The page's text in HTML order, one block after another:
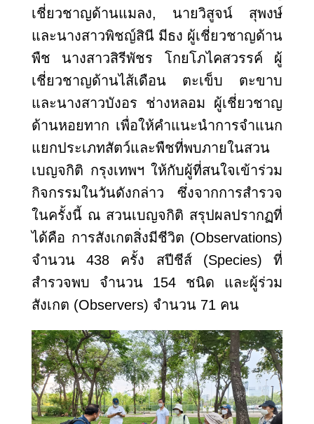
เชี่ยวชาญด้านแมลง, นายวิสูจน์ สุพงษ์
และนางสาวพิชญ์สินี มีธง ผู้เชี่ยวชาญด้าน
พืช นางสาวสิรีพัชร โกยโภไคสวรรค์ ผู้
เชี่ยวชาญด้านไส้เดือน ตะเข็บ ตะขาบ
และนางสาวบังอร ช่างหลอม ผู้เชี่ยวชาญ
ด้านหอยทาก เพื่อให้คำแนะนำการจำแนก
แยกประเภทสัตว์และพืชที่พบภายในสวน
เบญจกิติ กรุงเทพฯ ให้กับผู้ที่สนใจเข้าร่วม
กิจกรรมในวันดังกล่าว ซึ่งจากการสำรวจ
ในครั้งนี้ ณ สวนเบญจกิติ สรุปผลปรากฏที่
ได้คือ การสังเกตสิ่งมีชีวิต (Observations)
จำนวน 438 ครั้ง สปีชีส์ (Species) ที่
สำรวจพบ จำนวน 154 ชนิด และผู้ร่วม
สังเกต (Observers) จำนวน 71 คน